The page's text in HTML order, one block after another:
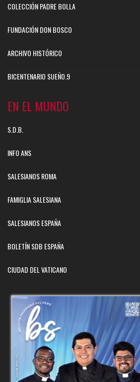
COLECCIÓN PADRE BOLLA
FUNDACIÓN DON BOSCO
ARCHIVO HISTÓRICO
BICENTENARIO SUEÑO.9
EN EL MUNDO
S.D.B.
INFO ANS
SALESIANOS ROMA
FAMIGLIA SALESIANA
SALESIANOS ESPAÑA
BOLETÍN SDB ESPAÑA
CIUDAD DEL VATICANO